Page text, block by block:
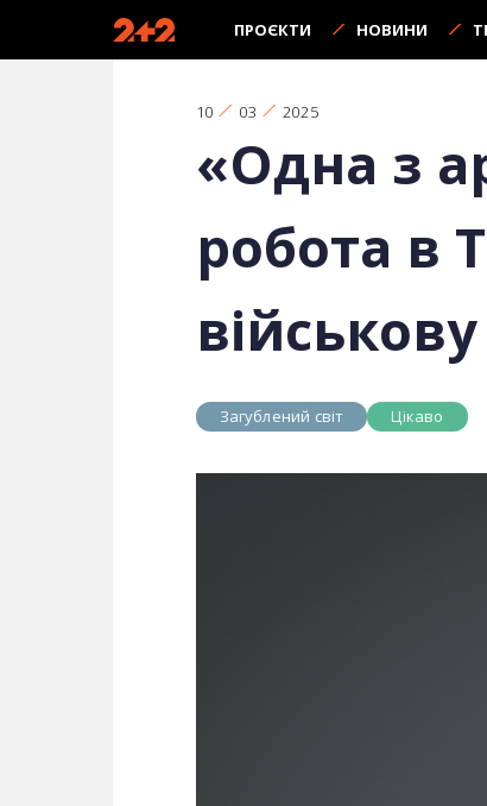
ПРОЄКТИ НОВИНИ
10 03 2025
«Одна з
робота в
Загублений світ Цікаво